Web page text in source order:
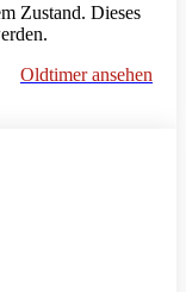
Zustand. Dieses
Oldtimer ansehen